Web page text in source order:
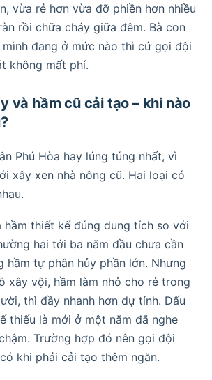
vừa rẻ hơn vừa đỡ phiền hơn nhiều
rồi chữa cháy giữa đêm. Bà con
mình đang ở mức nào thì cứ gọi đội
không mất phí.
và hầm cũ cải tạo – khi nào
Phú Hòa hay lúng túng nhất, vì
xây xen nhà nông cũ. Hai loại có
hầm thiết kế đúng dung tích so với
hai tới ba năm đầu chưa cần
hầm tự phân hủy phần lớn. Nhưng
xây vội, hầm làm nhỏ cho rẻ trong
thì đầy nhanh hơn dự tính. Dấu
thiếu là mới ở một năm đã nghe
Trường hợp đó nên gọi đội
khi phải cải tạo thêm ngăn.